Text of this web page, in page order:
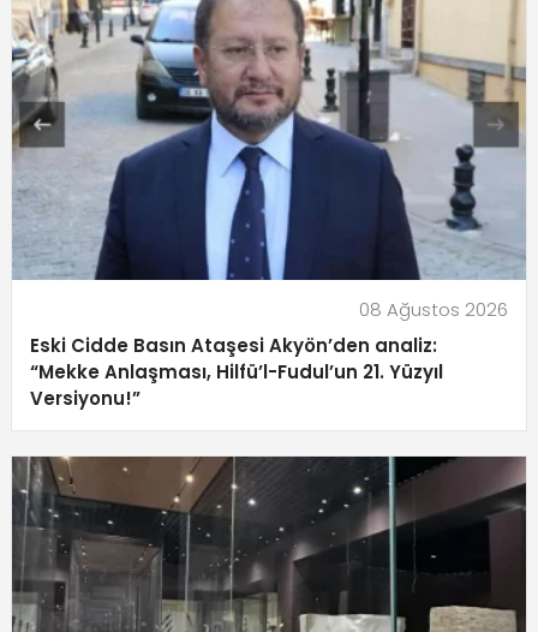
08 Ağustos 2026
Eski Cidde Basın Ataşesi Akyön’den analiz:
“Mekke Anlaşması, Hilfü’l-Fudul’un 21. Yüzyıl
Versiyonu!”